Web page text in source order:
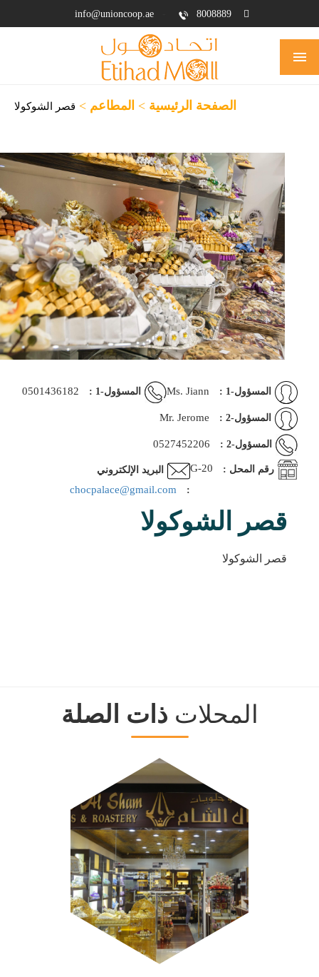
info@unioncoop.ae 8008889
الصفحة الرئيسية > المطاعم > قصر الشوكولا
المسؤول-1 : Ms. Jiann المسؤول-1 : 0501436182
المسؤول-2 : Mr. Jerome
المسؤول-2 : 0527452206
رقم المحل : G-20
البريد الإلكتروني
:
chocpalace@gmail.com
قصر الشوكولا
قصر الشوكولا
المحلات ذات الصلة